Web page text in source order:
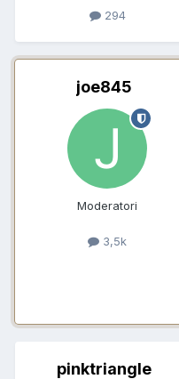
294
joe845
Moderatori
3,5k
pinktriangle